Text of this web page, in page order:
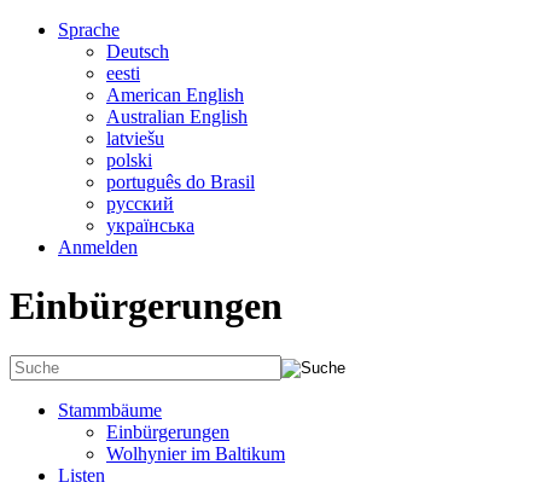
Sprache
Deutsch
eesti
American English
Australian English
latviešu
polski
português do Brasil
русский
українська
Anmelden
Einbürgerungen
Stammbäume
Einbürgerungen
Wolhynier im Baltikum
Listen